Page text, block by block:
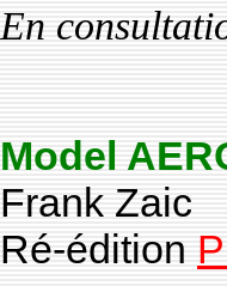
En
Model
Frank Zaic
Ré-édition